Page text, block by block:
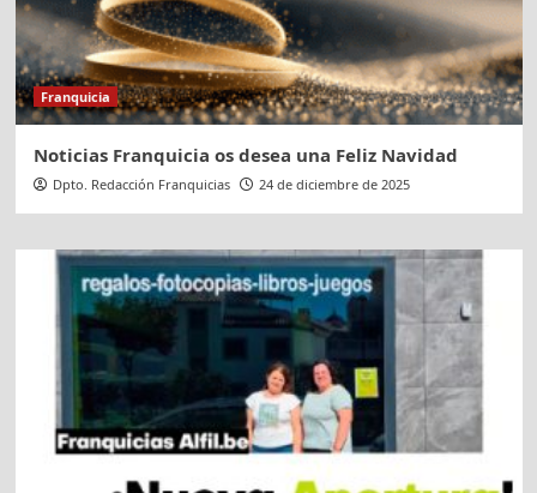
Franquicia
Noticias Franquicia os desea una Feliz Navidad
Dpto. Redacción Franquicias 24 de diciembre de 2025